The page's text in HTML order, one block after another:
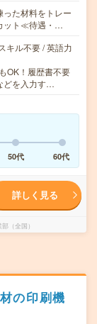
った材料をトレー
ット≪待遇・…
キル不要 / 英語力
OK！履歴書不要
どを入力す…
50代 60代
詳しく見る
（全国）
の印刷機